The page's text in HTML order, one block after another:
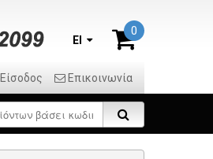
0
El
Είσοδος Επικοινωνία